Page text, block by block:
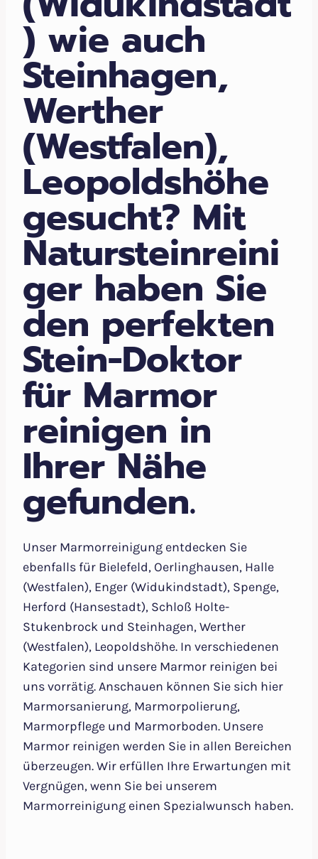
) wie auch
Steinhagen,
Werther
(Westfalen),
Leopoldshöhe
gesucht? Mit
Natursteinreini
ger haben Sie
den perfekten
Stein-Doktor
für Marmor
reinigen in
Ihrer Nähe
gefunden.
Unser Marmorreinigung entdecken Sie
ebenfalls für Bielefeld, Oerlinghausen, Halle
(Westfalen), Enger (Widukindstadt), Spenge,
Herford (Hansestadt), Schloß Holte-
Stukenbrock und Steinhagen, Werther
(Westfalen), Leopoldshöhe. In verschiedenen
Kategorien sind unsere Marmor reinigen bei
uns vorrätig. Anschauen können Sie sich hier
Marmorsanierung, Marmorpolierung,
Marmorpflege und Marmorboden. Unsere
Marmor reinigen werden Sie in allen Bereichen
überzeugen. Wir erfüllen Ihre Erwartungen mit
Vergnügen, wenn Sie bei unserem
Marmorreinigung einen Spezialwunsch haben.